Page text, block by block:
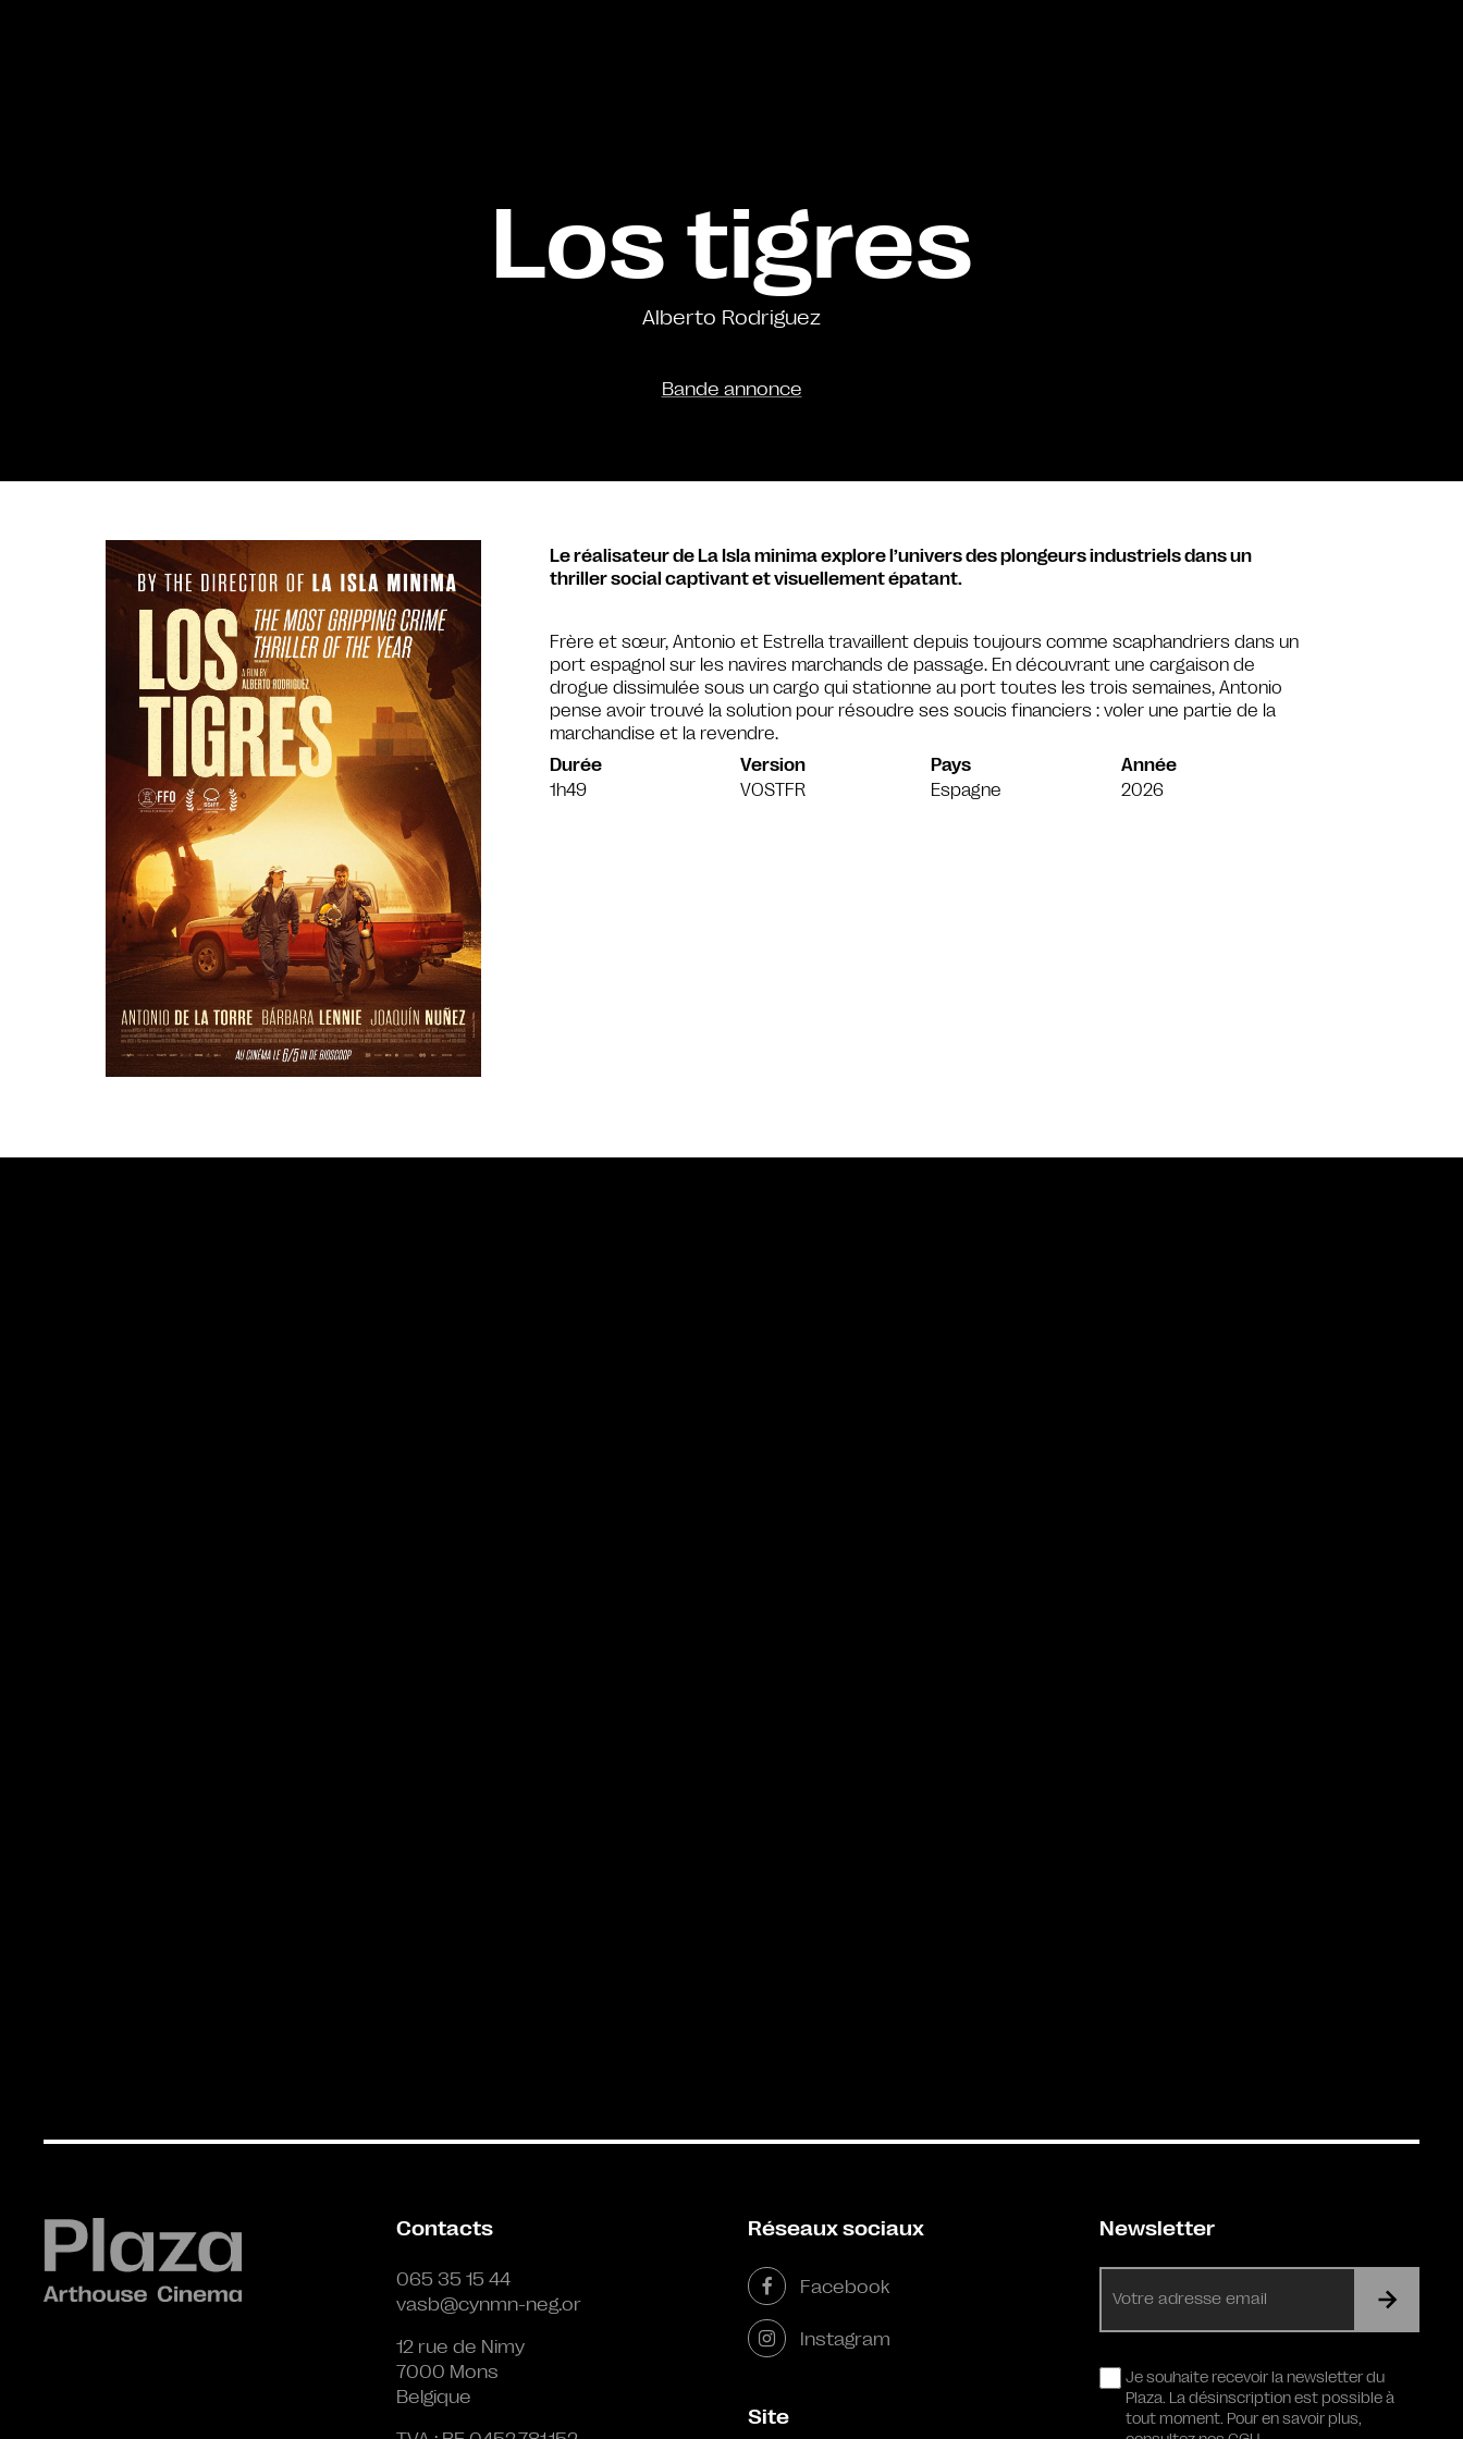
Los tigres
Alberto Rodriguez
Bande annonce
Le réalisateur de La Isla minima explore l’univers des plongeurs industriels dans un
thriller social captivant et visuellement épatant.
Frère et sœur, Antonio et Estrella travaillent depuis toujours comme scaphandriers dans un
port espagnol sur les navires marchands de passage. En découvrant une cargaison de
drogue dissimulée sous un cargo qui stationne au port toutes les trois semaines, Antonio
pense avoir trouvé la solution pour résoudre ses soucis financiers : voler une partie de la
marchandise et la revendre.
Durée
1h49
Version
VOSTFR
Pays
Espagne
Année
2026
Contacts
065 35 15 44
vasb@cynmn-neg.or
12 rue de Nimy
7000 Mons
Belgique
Réseaux sociaux
Facebook
Instagram
Site
Newsletter
mail
RGPDJe souhaite recevoir la newsletter du
Plaza. La désinscription est possible à
tout moment. Pour en savoir plus,